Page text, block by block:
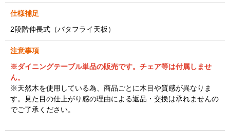
仕様補足
2段階伸長式（バタフライ天板）
注意事項
※ダイニングテーブル単品の販売です。チェア等は付属しませ
ん。
※天然木を使用している為、商品ごとに木目や質感が異なりま
す。見た目の仕上がり感の理由による返品・交換は承れませんの
でご了承ください。